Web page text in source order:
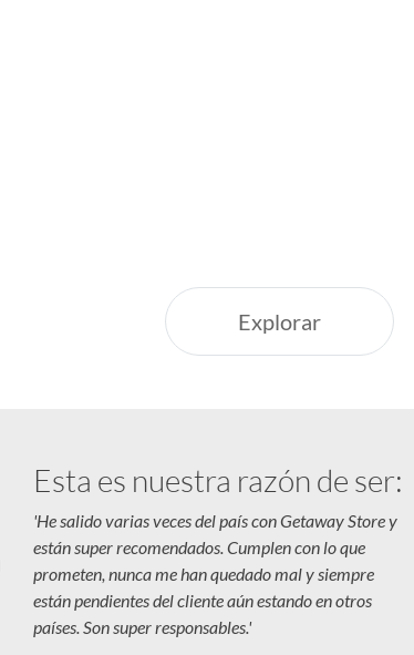
Explorar
Esta es nuestra razón de ser:
'He salido varias veces del país con Getaway Store y
están super recomendados. Cumplen con lo que
prometen, nunca me han quedado mal y siempre
están pendientes del cliente aún estando en otros
países. Son super responsables.'